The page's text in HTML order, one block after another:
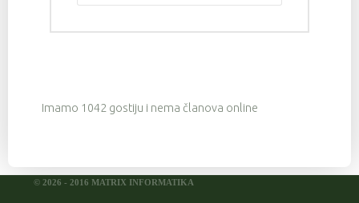
Imamo 1042 gostiju i nema članova online
© 2026 - 2016 MATRIX INFORMATIKA